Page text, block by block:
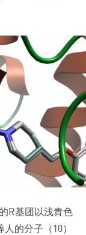
R基团以浅青色
的分子（10）